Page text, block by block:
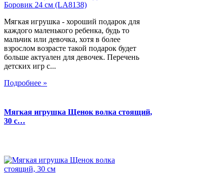
Мягкая игрушка - хороший подарок для
каждого маленького ребенка, будь то
мальчик или девочка, хотя в более
взрослом возрасте такой подарок будет
больше актуален для девочек. Перечень
детских игр с...
Подробнее »
Мягкая игрушка Щенок волка стоящий,
30 с…